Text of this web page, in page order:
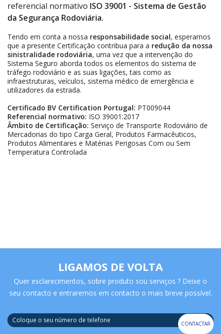
referencial normativo ISO 39001 - Sistema de Gestão
da Segurança Rodoviária.
Tendo em conta a nossa responsabilidade social, esperamos
que a presente Certificação contribua para a redução da nossa
sinistralidade rodoviária, uma vez que a intervenção do
Sistema Seguro aborda todos os elementos do sistema de
tráfego rodoviário e as suas ligações, tais como as
infraestruturas, veículos, sistema médico de emergência e
utilizadores da estrada.
Certificado BV Certification Portugal: PT009044
Referencial normativo: ISO 39001:2017
Âmbito de Certificação: Serviço de Transporte Rodoviário de
Mercadorias do tipo Carga Geral, Produtos Farmacêuticos,
Produtos Alimentares e Matérias Perigosas Com ou Sem
Temperatura Controlada
LIGAMOS DE VOLTA
Quer esclarecimentos, sobre produto sou serviços ? Deixe o
seu contacto e entraremos em contacto o mais breve possível.
CONTACTAR